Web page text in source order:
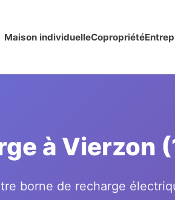
Maison individuelleCopropriété
à Vierzon
borne de recharge